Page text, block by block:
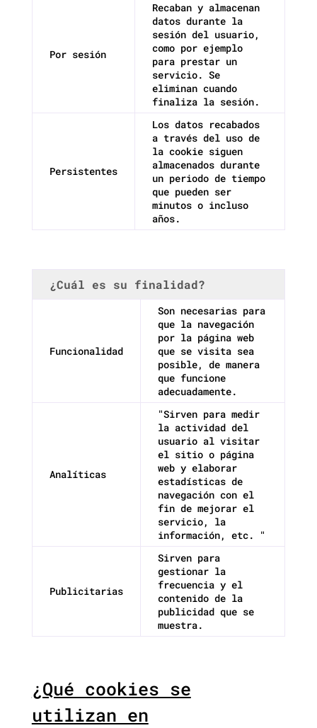
Por sesión
Recaban y almacenan
datos durante la
sesión del usuario,
como por ejemplo
para prestar un
servicio. Se
eliminan cuando
finaliza la sesión.
Persistentes
Los datos recabados
a través del uso de
la cookie siguen
almacenados durante
un periodo de tiempo
que pueden ser
minutos o incluso
años.
¿Cuál es su finalidad?
Funcionalidad
Son necesarias para
que la navegación
por la página web
que se visita sea
posible, de manera
que funcione
adecuadamente.
Analíticas
"Sirven para medir
la actividad del
usuario al visitar
el sitio o página
web y elaborar
estadísticas de
navegación con el
fin de mejorar el
servicio, la
información, etc. "
Publicitarias
Sirven para
gestionar la
frecuencia y el
contenido de la
publicidad que se
muestra.
¿Qué cookies se
utilizan en